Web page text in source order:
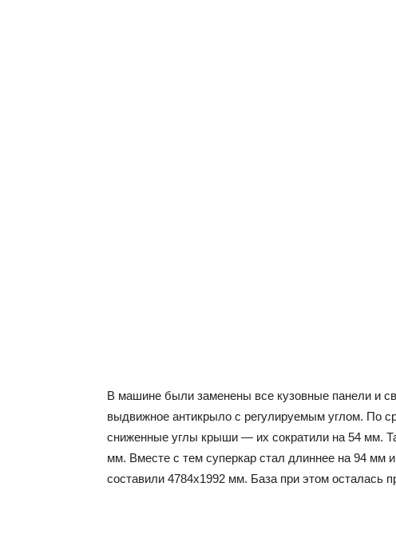
В машине были заменены все кузовные панели и
выдвижное антикрыло с регулируемым углом. По
сниженные углы крыши — их сократили на 54 мм.
мм. Вместе с тем суперкар стал длиннее на 94 мм
составили 4784х1992 мм. База при этом осталась